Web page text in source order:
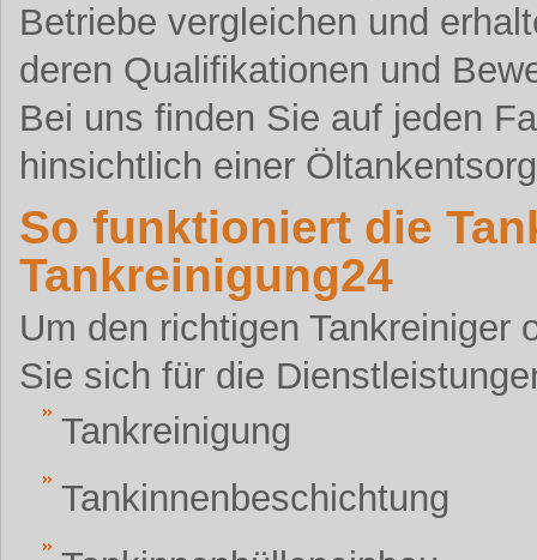
Betriebe vergleichen und
deren Qualifikationen und
Bei uns finden Sie auf jeden
hinsichtlich einer
So funktioniert die
Tankreinigung24
Um den richtigen Tankreiniger
Sie sich für die
Tankreinigung
Tankinnenbeschichtung